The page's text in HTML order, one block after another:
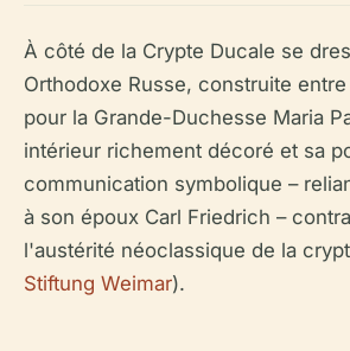
À côté de la Crypte Ducale se
Orthodoxe Russe, construite entre
pour la Grande-Duchesse Maria
intérieur richement décoré et sa
communication symbolique –
à son époux Carl Friedrich –
l'austérité néoclassique de la
Stiftung Weimar).